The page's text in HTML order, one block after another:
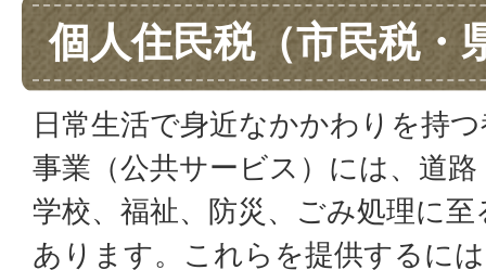
個人住民税（市民税・
日常生活で身近なかかわりを持
事業（公共サービス）には、道
学校、福祉、防災、ごみ処理に
あります。これらを提供するに